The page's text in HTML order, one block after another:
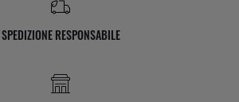
SPEDIZIONE RESPONSABILE